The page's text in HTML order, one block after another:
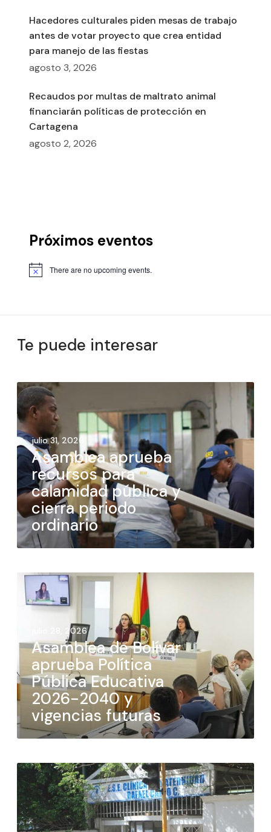
Hacedores culturales piden mesas de trabajo
antes de votar proyecto que crea entidad
para manejo de las fiestas
agosto 3, 2026
Recaudos por multas de maltrato animal
financiarán políticas de protección en
Cartagena
agosto 2, 2026
Próximos eventos
There are no upcoming events.
Te puede interesar
julio 31, 2026
Asamblea aprueba
recursos para
calamidad pública y
cierra periodo
ordinario
julio 28, 2026
Asamblea de Bolívar
aprueba Política
Pública Educativa
2026-2040 y
vigencias futuras